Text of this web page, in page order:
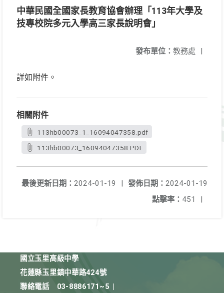
中華民國全國家長教育協會辦理「113年大學及
技專校院多元入學高三家長說明會」
發布單位： 教務處 |
詳如附件。
相關附件
113hb00073_1_16094047358.pdf
113hb00073_16094047358.PDF
發佈日期： 2024-01-19
最後更新日期： 2024-01-19
|
點擊率： 451 |
國立玉里高級中學
花蓮縣玉里鎮中華路424號
聯絡電話
03-8886171~5